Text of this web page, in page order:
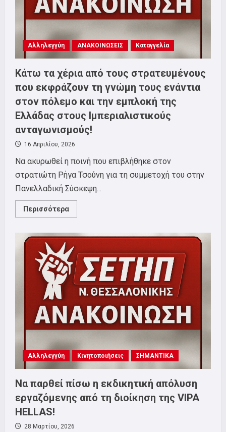
Αλληλεγγύη ΑΝΑΚΟΙΝΩΣΕΙΣ Καταγγελία
Κάτω τα χέρια από τους στρατευμένους
που εκφράζουν τη γνώμη τους ενάντια
στον πόλεμο και την εμπλοκή της
Ελλάδας στους Ιμπεριαλιστικούς
ανταγωνισμούς!
16 Απριλίου, 2026
Να ακυρωθεί η ποινή που επιβλήθηκε στον
στρατιώτη Ρήγα Τσούνη για τη συμμετοχή του στην
Πανελλαδική Σύσκεψη...
Περισσότερα
more
τα
από
τους
στρατευμένους
που
εκφράζουν
τη
γνώμη
ενάντια
στον
πόλεμο
και
εμπλοκή
της
Ελλάδας
στους
Ιμπεριαλιστικούς
ανταγωνισμούς!
Αλληλεγγύη Κινητοποιήσεις ΣΗΜΑΝΤΙΚΑ
Να παρθεί πίσω η εκδικητική απόλυση
εργαζόμενης από τη διοίκηση της VIPA
HELLAS!
28 Μαρτίου, 2026